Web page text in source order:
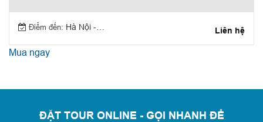
Điểm đến: Hà Nội - Quy Nhơn Liên hệ
Mua ngay
ĐẶT TOUR ONLINE - GỌI NHANH ĐỂ